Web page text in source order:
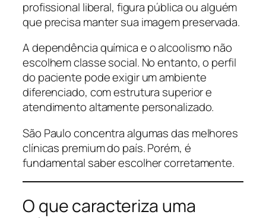
profissional liberal, figura pública ou alguém
que precisa manter sua imagem preservada.
A dependência química e o alcoolismo não
escolhem classe social. No entanto, o perfil
do paciente pode exigir um ambiente
diferenciado, com estrutura superior e
atendimento altamente personalizado.
São Paulo concentra algumas das melhores
clínicas premium do país. Porém, é
fundamental saber escolher corretamente.
O que caracteriza uma